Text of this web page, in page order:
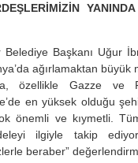
Belediye Başkanı Uğur
ağırlamaktan büyük
özellikle Gazze ve
en yüksek olduğu
önemli ve kıymetli.
ilgiyle takip
beraber”